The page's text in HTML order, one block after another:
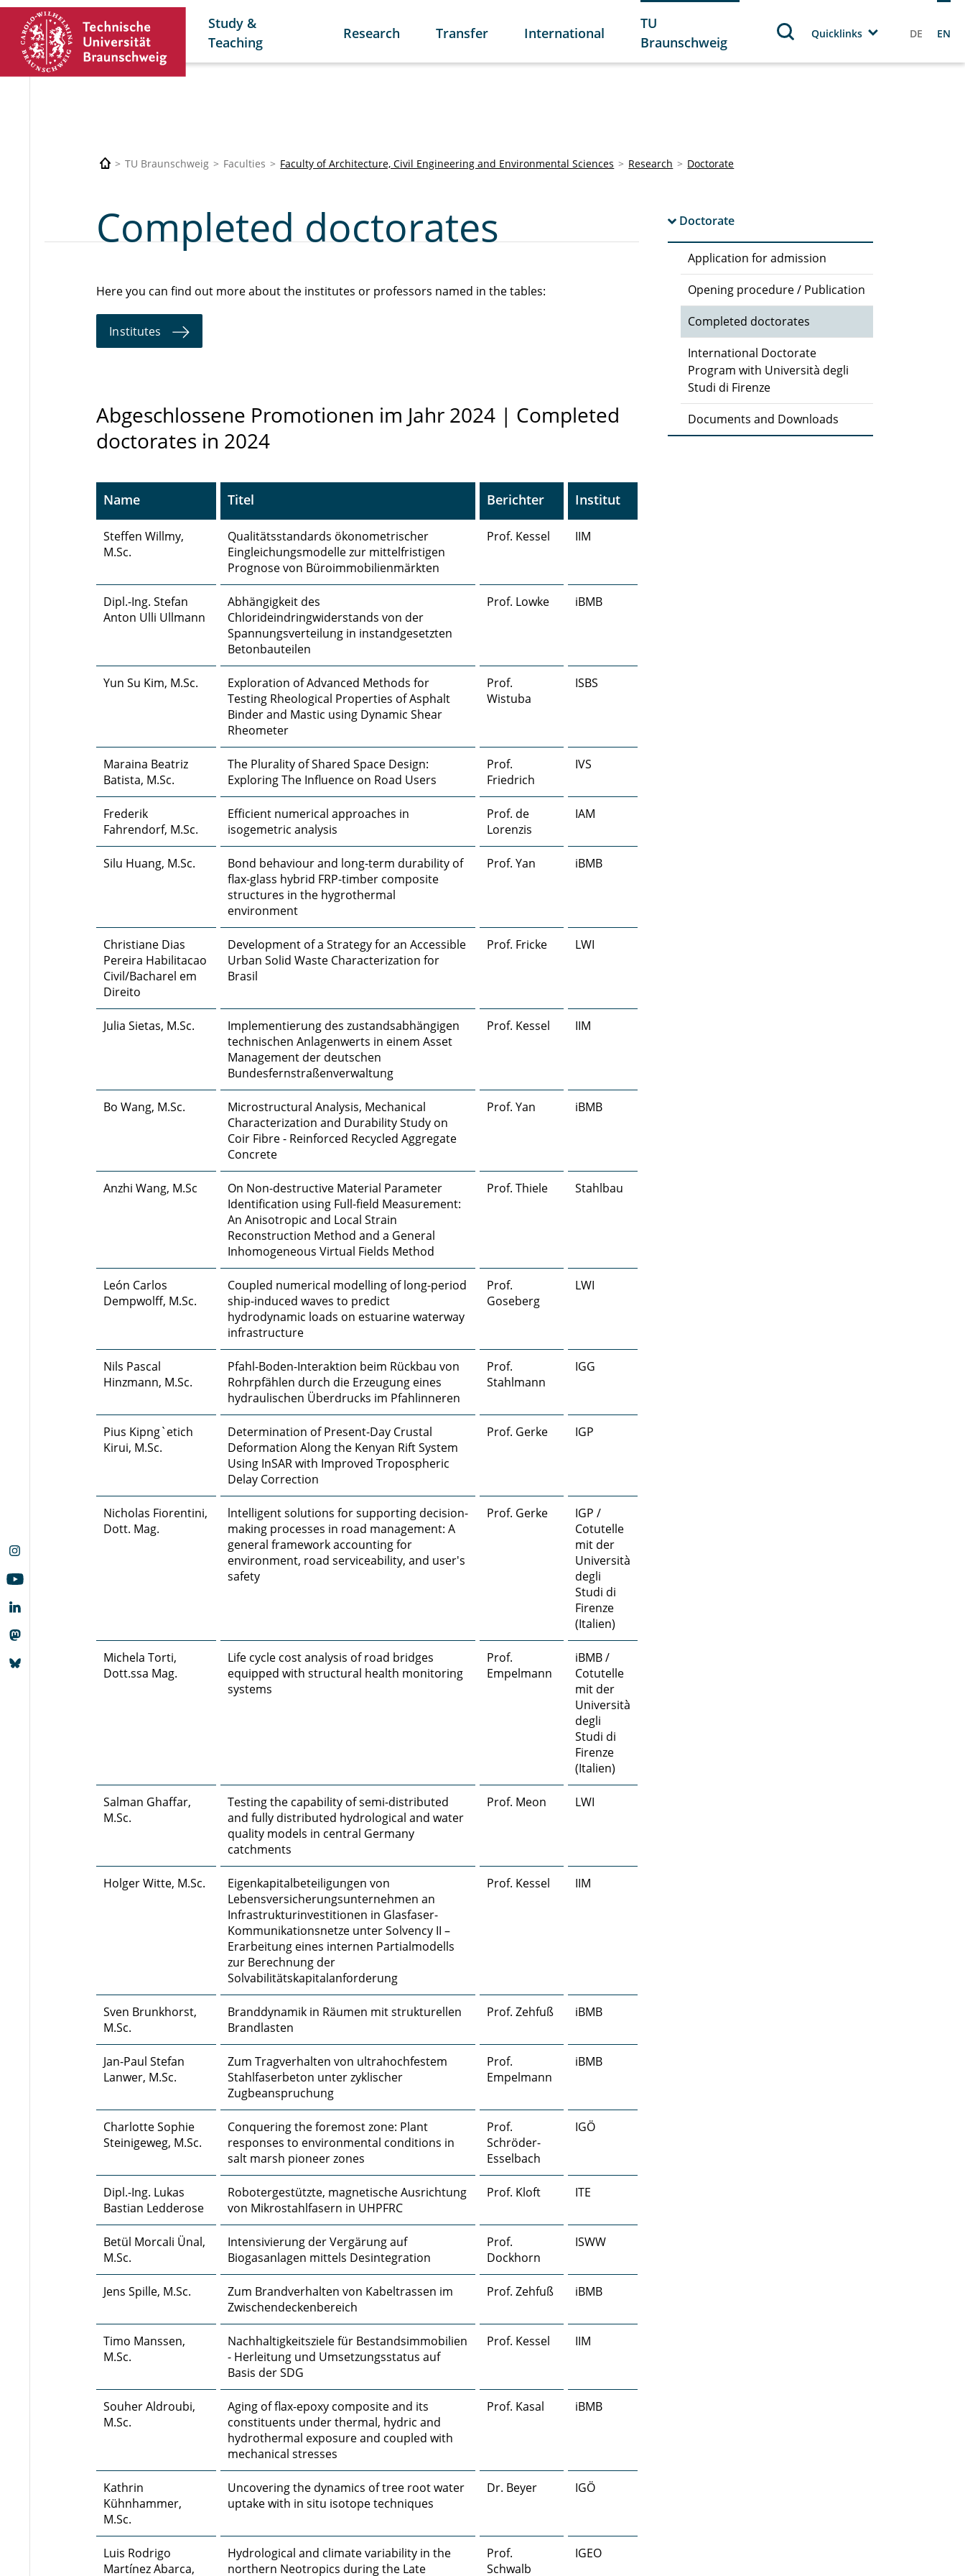
Study &
Teaching
Research Transfer International
TU
Braunschweig
Quicklinks DE EN
TU Braunschweig Faculties Faculty of Architecture, Civil Engineering and Environmental Sciences Research Doctorate
Doctorate
Application for admission
Opening procedure / Publication
Completed doctorates
International Doctorate
Program with Università degli
Studi di Firenze
Documents and Downloads
Completed doctorates
Here you can find out more about the institutes or professors named in the tables:
Institutes
Abgeschlossene Promotionen im Jahr 2024 | Completed
doctorates in 2024
Name Titel Berichter Institut
Steffen Willmy,
M.Sc.
Qualitätsstandards ökonometrischer
Eingleichungsmodelle zur mittelfristigen
Prognose von Büroimmobilienmärkten
Prof. Kessel IIM
Dipl.-Ing. Stefan
Anton Ulli Ullmann
Abhängigkeit des
Chlorideindringwiderstands von der
Spannungsverteilung in instandgesetzten
Betonbauteilen
Prof. Lowke iBMB
Yun Su Kim, M.Sc.
Exploration of Advanced Methods for
Testing Rheological Properties of Asphalt
Binder and Mastic using Dynamic Shear
Rheometer
Prof.
Wistuba
ISBS
Maraina Beatriz
Batista, M.Sc.
The Plurality of Shared Space Design:
Exploring The Influence on Road Users
Prof.
Friedrich
IVS
Frederik
Fahrendorf, M.Sc.
Efficient numerical approaches in
isogemetric analysis
Prof. de
Lorenzis
IAM
Silu Huang, M.Sc.
Bond behaviour and long-term durability of
flax-glass hybrid FRP-timber composite
structures in the hygrothermal
environment
Prof. Yan iBMB
Christiane Dias
Pereira Habilitacao
Civil/Bacharel em
Direito
Development of a Strategy for an Accessible
Urban Solid Waste Characterization for
Brasil
Prof. Fricke LWI
Julia Sietas, M.Sc.
Implementierung des zustandsabhängigen
technischen Anlagenwerts in einem Asset
Management der deutschen
Bundesfernstraßenverwaltung
Prof. Kessel IIM
Bo Wang, M.Sc.
Microstructural Analysis, Mechanical
Characterization and Durability Study on
Coir Fibre - Reinforced Recycled Aggregate
Concrete
Prof. Yan iBMB
Anzhi Wang, M.Sc
On Non-destructive Material Parameter
Identification using Full-field Measurement:
An Anisotropic and Local Strain
Reconstruction Method and a General
Inhomogeneous Virtual Fields Method
Prof. Thiele Stahlbau
León Carlos
Dempwolff, M.Sc.
Coupled numerical modelling of long-period
ship-induced waves to predict
hydrodynamic loads on estuarine waterway
infrastructure
Prof.
Goseberg
LWI
Nils Pascal
Hinzmann, M.Sc.
Pfahl-Boden-Interaktion beim Rückbau von
Rohrpfählen durch die Erzeugung eines
hydraulischen Überdrucks im Pfahlinneren
Prof.
Stahlmann
IGG
Pius Kipng`etich
Kirui, M.Sc.
Determination of Present-Day Crustal
Deformation Along the Kenyan Rift System
Using InSAR with Improved Tropospheric
Delay Correction
Prof. Gerke IGP
Nicholas Fiorentini,
Dott. Mag.
lntelligent solutions for supporting decision-
making processes in road management: A
general framework accounting for
environment, road serviceability, and user's
safety
Prof. Gerke
IGP /
Cotutelle
mit der
Università
degli
Studi di
Firenze
(Italien)
Michela Torti,
Dott.ssa Mag.
Life cycle cost analysis of road bridges
equipped with structural health monitoring
systems
Prof.
Empelmann
iBMB /
Cotutelle
mit der
Università
degli
Studi di
Firenze
(Italien)
Salman Ghaffar,
M.Sc.
Testing the capability of semi-distributed
and fully distributed hydrological and water
quality models in central Germany
catchments
Prof. Meon LWI
Holger Witte, M.Sc.
Eigenkapitalbeteiligungen von
Lebensversicherungsunternehmen an
Infrastrukturinvestitionen in Glasfaser-
Kommunikationsnetze unter Solvency II –
Erarbeitung eines internen Partialmodells
zur Berechnung der
Solvabilitätskapitalanforderung
Prof. Kessel IIM
Sven Brunkhorst,
M.Sc.
Branddynamik in Räumen mit strukturellen
Brandlasten
Prof. Zehfuß iBMB
Jan-Paul Stefan
Lanwer, M.Sc.
Zum Tragverhalten von ultrahochfestem
Stahlfaserbeton unter zyklischer
Zugbeanspruchung
Prof.
Empelmann
iBMB
Charlotte Sophie
Steinigeweg, M.Sc.
Conquering the foremost zone: Plant
responses to environmental conditions in
salt marsh pioneer zones
Prof.
Schröder-
Esselbach
IGÖ
Dipl.-Ing. Lukas
Bastian Ledderose
Robotergestützte, magnetische Ausrichtung
von Mikrostahlfasern in UHPFRC
Prof. Kloft ITE
Betül Morcali Ünal,
M.Sc.
Intensivierung der Vergärung auf
Biogasanlagen mittels Desintegration
Prof.
Dockhorn
ISWW
Jens Spille, M.Sc.
Zum Brandverhalten von Kabeltrassen im
Zwischendeckenbereich
Prof. Zehfuß iBMB
Timo Manssen,
M.Sc.
Nachhaltigkeitsziele für Bestandsimmobilien
- Herleitung und Umsetzungsstatus auf
Basis der SDG
Prof. Kessel IIM
Souher Aldroubi,
M.Sc.
Aging of flax-epoxy composite and its
constituents under thermal, hydric and
hydrothermal exposure and coupled with
mechanical stresses
Prof. Kasal iBMB
Kathrin
Kühnhammer,
M.Sc.
Uncovering the dynamics of tree root water
uptake with in situ isotope techniques
Dr. Beyer IGÖ
Luis Rodrigo
Martínez Abarca,
Hydrological and climate variability in the
northern Neotropics during the Late
Prof.
Schwalb
IGEO